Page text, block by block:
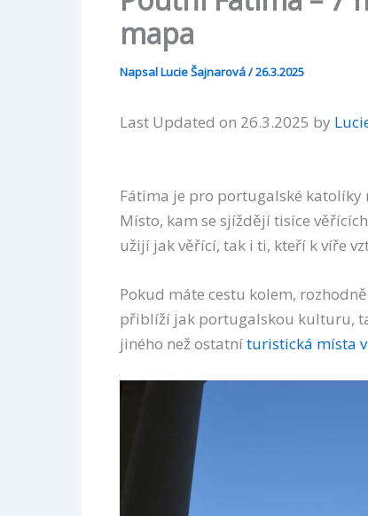
mapa
NapsalLucie Šajnarová/26.3.2025
Last Updated on 26.3.2025 by
Fátima je pro portugalské
Místo, kam se sjíždějí tisíce
užijí jak věřící, tak i ti, kteří k víře
Pokud máte cestu kolem,
přiblíží jak portugalskou kulturu,
jiného než ostatníturistická místa